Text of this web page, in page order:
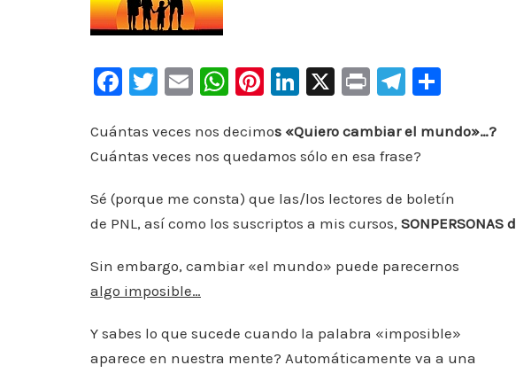
F
c
e
b
o
k
T
tt
er
E
ai
l
W
at
s
A
p
Pi
er
e
st
Li
k
e
dI
n
X
Pr
t
Te
gr
a
m
m
ar
ti
Cuántas veces nos decimos «Quiero cambiar el mundo»…?
Cuántas veces nos quedamos sólo en esa frase?
Sé (porque me consta) que las/los lectores de boletín
de PNL, así como los suscriptos a mis cursos, SONPERSONAS
Sin embargo, cambiar «el mundo» puede parecernos
algo imposible…
Y sabes lo que sucede cuando la palabra «imposible»
aparece en nuestra mente? Automáticamente va a una